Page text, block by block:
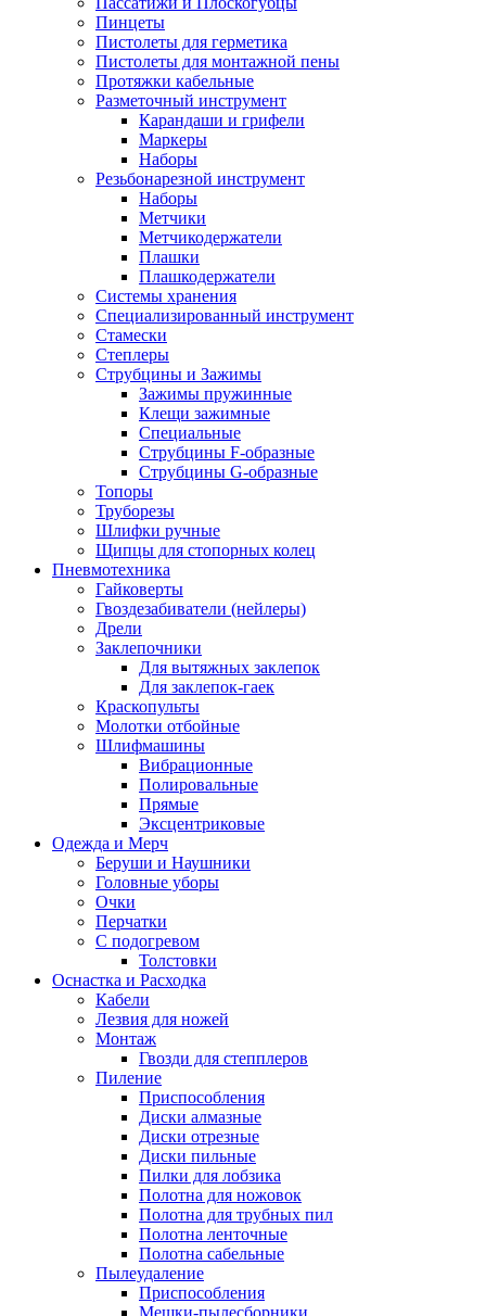
Пинцеты
Пистолеты для герметика
Пистолеты для монтажной пены
Протяжки кабельные
Разметочный инструмент
Карандаши и грифели
Маркеры
Наборы
Резьбонарезной инструмент
Наборы
Метчики
Метчикодержатели
Плашки
Плашкодержатели
Системы хранения
Специализированный инструмент
Стамески
Степлеры
Струбцины и Зажимы
Зажимы пружинные
Клещи зажимные
Специальные
Струбцины F-образные
Струбцины G-образные
Топоры
Труборезы
Шлифки ручные
Щипцы для стопорных колец
Пневмотехника
Гайковерты
Гвоздезабиватели (нейлеры)
Дрели
Заклепочники
Для вытяжных заклепок
Для заклепок-гаек
Краскопульты
Молотки отбойные
Шлифмашины
Вибрационные
Полировальные
Прямые
Эксцентриковые
Одежда и Мерч
Беруши и Наушники
Головные уборы
Очки
Перчатки
С подогревом
Толстовки
Оснастка и Расходка
Кабели
Лезвия для ножей
Монтаж
Гвозди для степплеров
Пиление
Приспособления
Диски алмазные
Диски отрезные
Диски пильные
Пилки для лобзика
Полотна для ножовок
Полотна для трубных пил
Полотна ленточные
Полотна сабельные
Пылеудаление
Приспособления
Мешки-пылесборники